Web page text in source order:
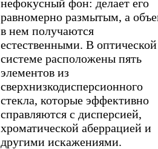
нефокусный фон: делает его
равномерно размытым, а
в нем получаются
естественными. В оптической
системе расположены пять
элементов из
сверхнизкодисперсионного
стекла, которые эффективно
справляются с дисперсией,
хроматической аберрацией и
другими искажениями.